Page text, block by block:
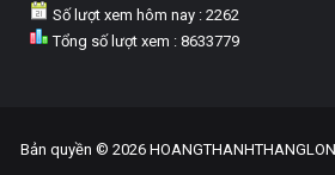
Số lượt xem hôm nay : 2262
Tổng số lượt xem : 8633779
Bản quyền © 2026